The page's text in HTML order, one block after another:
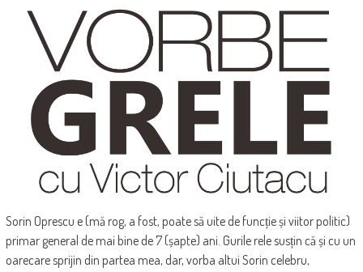
Sorin Oprescu e (mă rog, a fost, poate să uite de funcție și viitor politic)
primar general de mai bine de 7 (șapte) ani. Gurile rele susțin că și cu un
oarecare sprijin din partea mea, dar, vorba altui Sorin celebru,